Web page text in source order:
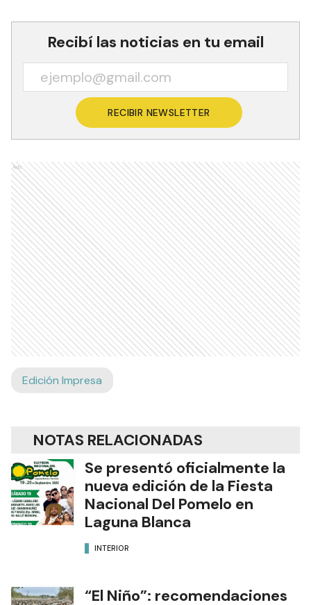
Recibí las noticias en tu email
RECIBIR NEWSLETTER
Ads
Edición Impresa
NOTAS RELACIONADAS
Se presentó oficialmente la
nueva edición de la Fiesta
Nacional Del Pomelo en
Laguna Blanca
INTERIOR
“El Niño”: recomendaciones